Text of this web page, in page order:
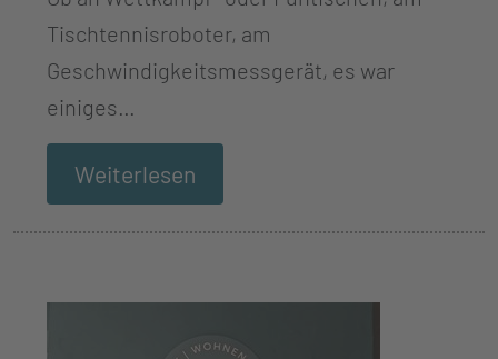
Tischtennisroboter, am
Geschwindigkeitsmessgerät, es war
einiges…
Weiterlesen